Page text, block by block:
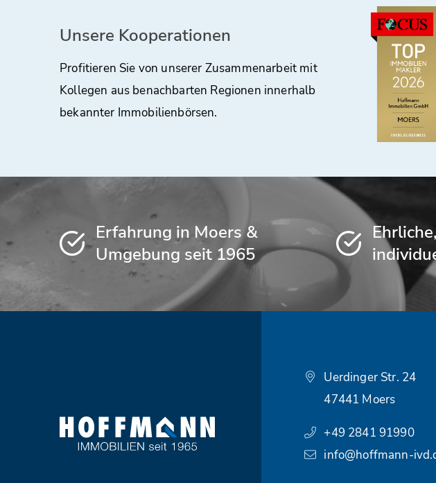
Unsere Kooperationen
Profitieren Sie von unserer Zusammenarbeit mit
Kollegen aus benachbarten Regionen innerhalb
bekannter Immobilienbörsen.
Erfahrung in Moers &
Umgebung seit 1965
Uerdinger Str. 24
47441 Moers
+49 2841 91990
info@hoffmann-